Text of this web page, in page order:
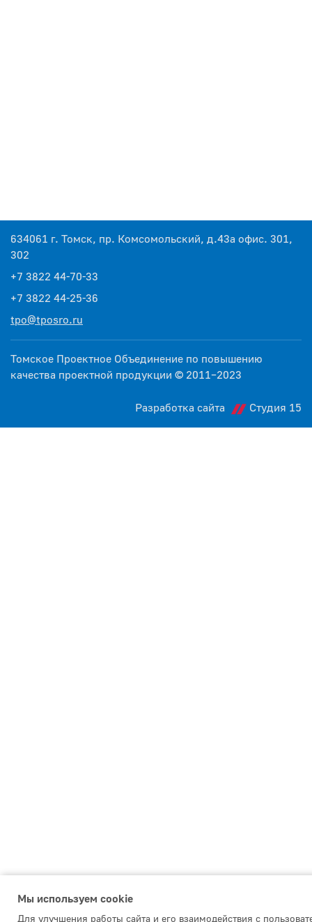
634061 г. Томск, пр. Комсомольский, д.43а офис. 301,
302
+7 3822 44-70-33
+7 3822 44-25-36
tpo@tposro.ru
Томское Проектное Объединение по повышению
качества проектной продукции © 2011–2023
Разработка сайта Студия 15
Мы используем сookie
Для улучшения работы сайта и его взаимодействия с